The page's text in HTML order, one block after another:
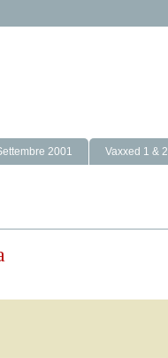
2001 Vaxxed 1 & 2